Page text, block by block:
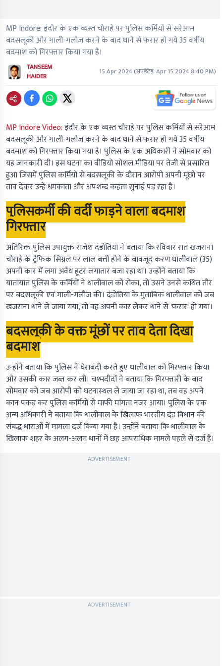
MP Indore: इंदौर के एक व्यस्त चौराहे पर पुलिस कर्मियों से सरेआम
बदसलूकी और गाली-गलौज करने के बाद थाने से फरार हो गये 35 वर्षीय
बदमाश को गिरफ्तार किया गया है।
TANSEEM
HAIDER
15 Apr 2024(अपडेटेड:Apr 15 2024 8:40 PM)
MP Indore Video:इंदौर के एक व्यस्त चौराहे पर पुलिस कर्मियों से सरेआम
बदसलूकी और गाली-गलौज करने के बाद थाने से फरार हो गये 35 वर्षीय
बदमाश को गिरफ्तार किया गया है। पुलिस के एक अधिकारी ने सोमवार को
यह जानकारी दी। इस घटना का वीडियो सोशल मीडिया पर तेजी से प्रसारित
हुआ जिसमें पुलिस कर्मियों से बदसलूकी के दौरान आरोपी अपनी मूंछों पर
ताव देकर उन्हें धमकाता और अपशब्द कहता सुनाई पड़ रहा है।
पुलिसकर्मी की वर्दी फाड़ने वाला बदमाश
गिरफ्तार
अतिरिक्त पुलिस उपायुक्त राजेश दंडोतिया ने बताया कि रविवार रात खजराना
चौराहे के ट्रैफिक सिग्नल पर लाल बत्ती होने के बावजूद करण धालीवाल (35)
अपनी कार में लगा अवैध हूटर लगातार बजा रहा था। उन्होंने बताया कि
यातायात पुलिस के कर्मियों ने धालीवाल को रोका, तो उसने उनसे कथित तौर
पर बदसलूकी एवं गाली-गलौज की। दंडोतिया के मुताबिक धालीवाल को जब
खजराना थाने ले जाया गया, तो वह अपनी कार लेकर थाने से 'फरार' हो गया।
बदसलूकी के वक्त मूंछों पर ताव देता दिखा
बदमाश
उन्होंने बताया कि पुलिस ने घेराबंदी करते हुए धालीवाल को गिरफ्तार किया
और उसकी कार जब्त कर ली। चश्मदीदों ने बताया कि गिरफ्तारी के बाद
सोमवार को जब आरोपी को घटनास्थल ले जाया जा रहा था, तब वह अपने
कान पकड़ कर पुलिस कर्मियों से माफी मांगता नजर आया। पुलिस के एक
अन्य अधिकारी ने बताया कि धालीवाल के खिलाफ भारतीय दंड विधान की
संबद्ध धाराओं में मामला दर्ज किया गया है। उन्होंने बताया कि धालीवाल के
खिलाफ शहर के अलग-अलग थानों में छह आपराधिक मामले पहले से दर्ज हैं।
ADVERTISEMENT
ADVERTISEMENT